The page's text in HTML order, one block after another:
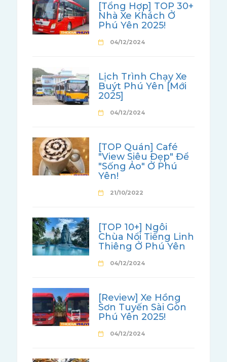
[Tổng Hợp] TOP 30+
Nhà Xe Khách Ở
Phú Yên 2025!
04/12/2024
Lịch Trình Chạy Xe
Buýt Phú Yên [Mới
2025]
04/12/2024
[TOP Quán] Café
"View Siêu Đẹp" Để
"Sống Ảo" Ở Phú
Yên!
21/10/2022
[TOP 10+] Ngôi
Chùa Nổi Tiếng Linh
Thiêng Ở Phú Yên
04/12/2024
[Review] Xe Hồng
Sơn Tuyến Sài Gòn
Phú Yên 2025!
04/12/2024